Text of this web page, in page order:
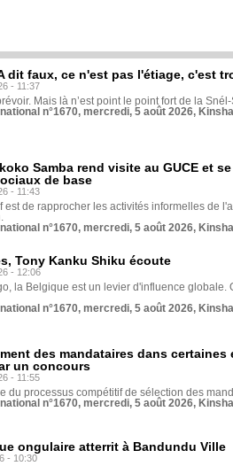
dit faux, ce n'est pas l'étiage, c'est
- 11:37
Mais là n’est point le point fort de la
n°1670, mercredi, 5 août 2026,
Samba rend visite au GUCE et
de base
- 11:43
est de rapprocher les activités informelles de
n°1670, mercredi, 5 août 2026,
Tony Kanku Shiku écoute
- 12:06
la Belgique est un levier d'influence globale.
n°1670, mercredi, 5 août 2026,
des mandataires dans
un concours
- 11:55
du processus compétitif de sélection des
n°1670, mercredi, 5 août 2026,
ongulaire atterrit à Bandundu Ville
- 10:30